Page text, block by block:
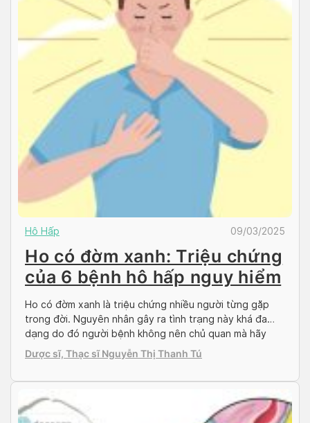
Hô Hấp 09/03/2025
Ho có đờm xanh: Triệu chứng
của 6 bệnh hô hấp nguy hiểm
Ho có đờm xanh là triệu chứng nhiều người từng gặp
trong đời. Nguyên nhân gây ra tình trạng này khá đa
dạng do đó người bệnh không nên chủ quan mà hãy
đọc bài viết dưới đây của Doctor có sẵn để biết tại sao
mình lại bị như vậy và nên làm gì […]
Dược sĩ, Thạc sĩ Nguyễn Thị Thanh Tú